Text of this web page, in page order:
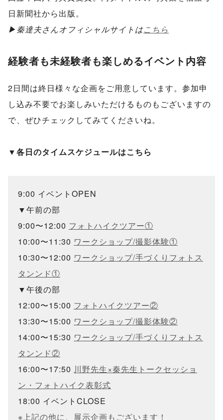
日新聞社から出版。
▶︎秦達夫さんオフィシャルサイトはこちら
経験者も未経験者も楽しめるイベント内容
2日間は終日様々な企画をご用意しています。参加申
し込み不要でお楽しみいただけるものもございますの
で、ぜひチェックしてみてくださいね。
▼各日のタイムスケジュールはこちら
9:00 イベントOPEN
▼午前の部
9:00〜12:00 フォトハイクツアー①
10:00〜11:30 ワークショップ/撮影体験①
10:30〜12:00 ワークショップ/手づくりフォトス
タンンド①
▼午後の部
12:00〜15:00 フォトハイクツアー②
13:30〜15:00 ワークショップ/撮影体験②
14:00〜15:30 ワークショップ/手づくりフォトス
タンンド②
16:00〜17:50 川野先生×秦先生トークセッショ
ン・フォトハイク表彰式
18:00 イベントCLOSE
※上記の他に、展示企画もございます！